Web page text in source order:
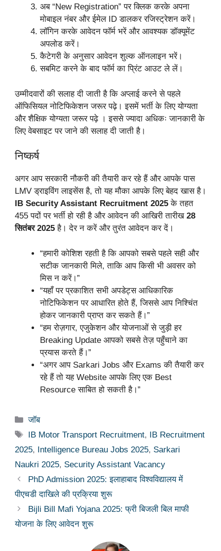
अब “New Registration” पर क्लिक करके अपना
मोबाइल नंबर और ईमेल ID डालकर रजिस्ट्रेशन करें।
लॉगिन करके आवेदन फॉर्म भरें और आवश्यक डॉक्यूमेंट
अपलोड करें।
कैटेगरी के अनुसार आवेदन शुल्क ऑनलाइन भरें।
सबमिट करने के बाद फॉर्म का प्रिंट आउट ले लें।
उम्मीदवारों की सलाह दी जाती है कि अप्लाई करने से पहले
ऑफिसियल नोटिफिकेशन जरूर पढ़े। इसमें भर्ती के लिए योग्यता
और शैक्षिक योग्यता जरूर पढ़े । इससे ज्यादा अधिकः जानकारी के
लिए वेबसाइट पर जाने की सलाह दी जाती है।
निष्कर्ष
अगर आप सरकारी नौकरी की तैयारी कर रहे हैं और आपके पास
LMV ड्राइविंग लाइसेंस है, तो यह मौका आपके लिए बेहद खास है।
IB Security Assistant Recruitment 2025 के तहत
455 पदों पर भर्ती हो रही है और आवेदन की आखिरी तारीख 28
सितंबर 2025 है। देर न करें और तुरंत आवेदन कर दें।
“हमारी कोशिश रहती है कि आपको सबसे पहले सही और
सटीक जानकारी मिले, ताकि आप किसी भी अवसर को
मिस न करें।”
“यहाँ पर प्रकाशित सभी अपडेट्स आधिकारिक
नोटिफिकेशन पर आधारित होते हैं, जिससे आप निश्चिंत
होकर जानकारी प्राप्त कर सकते हैं।”
“हम रोज़गार, एजुकेशन और योजनाओं से जुड़ी हर
Breaking Update आपको सबसे तेज़ पहुँचाने का
प्रयास करते हैं।”
“अगर आप Sarkari Jobs और Exams की तैयारी कर
रहे हैं तो यह Website आपके लिए एक Best
Resource साबित हो सकती है।”
Categories
जॉब
Tags
IB Motor Transport Recruitment, IB Recruitment
2025, Intelligence Bureau Jobs 2025, Sarkari
Naukri 2025, Security Assistant Vacancy
PhD Admission 2025: इलाहाबाद विश्वविद्यालय में
पीएचडी दाखिले की प्रक्रिया शुरू
Bijli Bill Mafi Yojana 2025: फ्री बिजली बिल माफी
योजना के लिए आवेदन शुरू